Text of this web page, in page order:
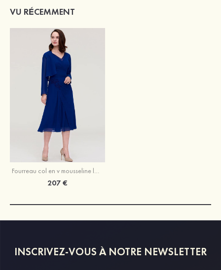
VU RÉCEMMENT
Fourreau col en v mousseline longueur mollet robe de mère de la mariée avec appliqué plissé veste
207 €
INSCRIVEZ-VOUS À NOTRE NEWSLETTER